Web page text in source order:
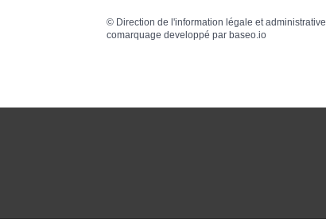
© Direction de l'information légale et administrative
comarquage developpé par baseo.io